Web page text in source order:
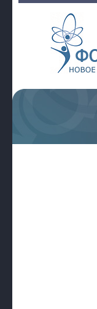
Фотон